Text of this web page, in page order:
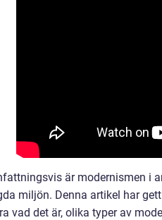
är modernismen i
miljön. Denna artikel har
vad det är, olika typer av